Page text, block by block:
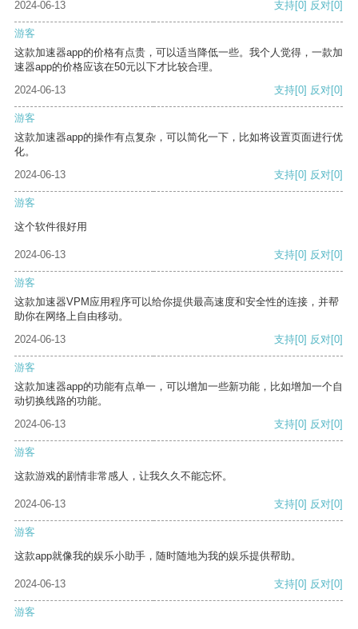
2024-06-13 支持[0] 反对[0]
游客
这款加速器app的价格有点贵，可以适当降低一些。我个人觉得，一款加
速器app的价格应该在50元以下才比较合理。
2024-06-13
支持[0] 反对[0]
游客
这款加速器app的操作有点复杂，可以简化一下，比如将设置页面进行优
化。
2024-06-13
支持[0] 反对[0]
游客
这个软件很好用
2024-06-13 支持[0] 反对[0]
游客
这款加速器VPM应用程序可以给你提供最高速度和安全性的连接，并帮
助你在网络上自由移动。
2024-06-13
支持[0] 反对[0]
游客
这款加速器app的功能有点单一，可以增加一些新功能，比如增加一个自
动切换线路的功能。
2024-06-13
支持[0] 反对[0]
游客
这款游戏的剧情非常感人，让我久久不能忘怀。
2024-06-13 支持[0] 反对[0]
游客
这款app就像我的娱乐小助手，随时随地为我的娱乐提供帮助。
2024-06-13 支持[0] 反对[0]
游客